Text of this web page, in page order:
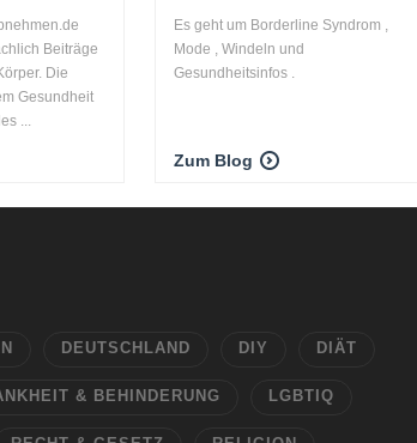
Beiträge
Die
Gesundheit
...
Es geht um Borderline Syndrom ,
Mode , Windeln und
Gesundheitsinfos .
Zum Blog
DEUTSCHLAND DIY DIÄT
& BEHINDERUNG LGBTIQ